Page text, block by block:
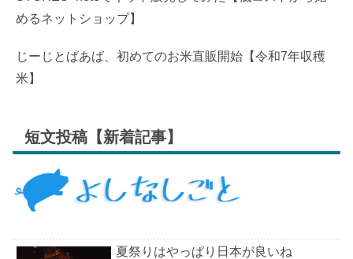
めるネットショップ】
じーじとばあば、初めてのお米直販開始【令和7年収穫
米】
短文投稿【新着記事】
夏祭りはやっぱり日本が良いね